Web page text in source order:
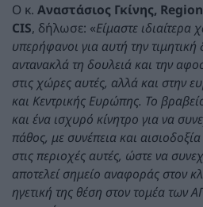
Ο κ. Αναστάσιος Γκίνης,
CIS, δήλωσε: «Είμαστε ιδιαίτερα
υπερήφανοι για αυτή την
αντανακλά τη δουλειά και την
στις χώρες αυτές, αλλά και στην
και Κεντρικής Ευρώπης. Το
και ένα ισχυρό κίνητρο για να
πάθος, με συνέπεια και
στις περιοχές αυτές, ώστε να
αποτελεί σημείο αναφοράς στον
ηγετική της θέση στον τομέα των